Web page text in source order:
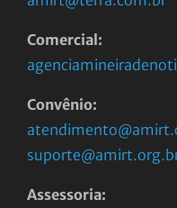
Comercial:
Convênio:
Assessoria: